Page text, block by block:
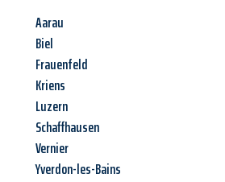
Aarau
Biel
Frauenfeld
Kriens
Luzern
Schaffhausen
Vernier
Yverdon-les-Bains